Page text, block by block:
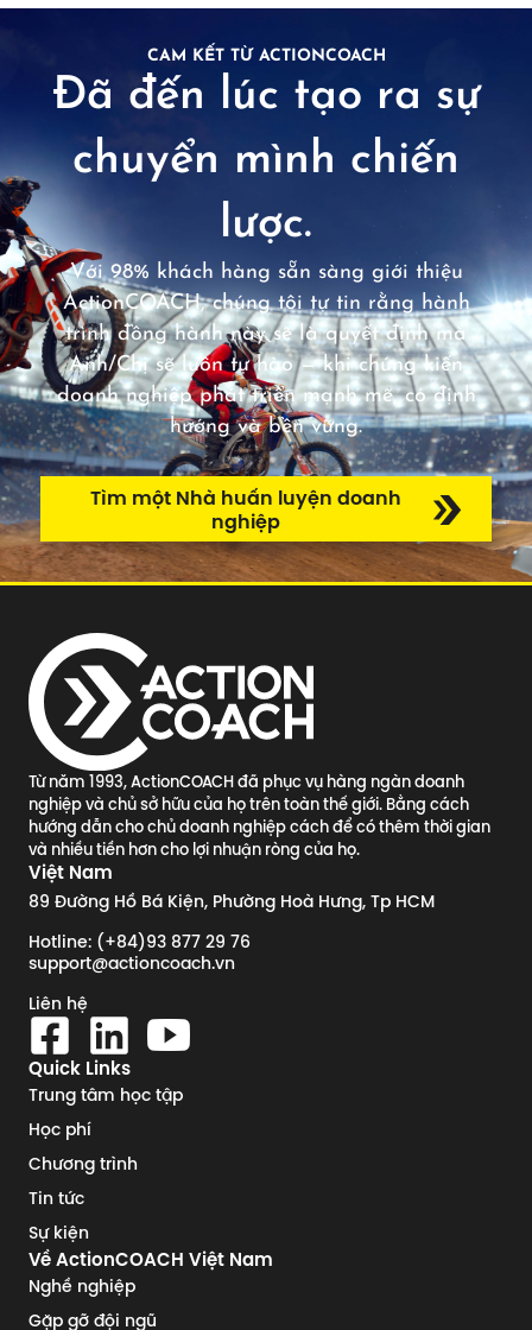
CAM KẾT TỪ ACTIONCOACH
Đã đến lúc tạo ra sự
chuyển mình chiến
lược.
Với 98% khách hàng sẵn sàng giới thiệu
ActionCOACH, chúng tôi tự tin rằng hành
trình đồng hành này sẽ là quyết định mà
Anh/Chị sẽ luôn tự hào — khi chứng kiến
doanh nghiệp phát triển mạnh mẽ, có định
hướng và bền vững.
Tìm một Nhà huấn luyện doanh
nghiệp
Từ năm 1993, ActionCOACH đã phục vụ hàng ngàn doanh
nghiệp và chủ sở hữu của họ trên toàn thế giới. Bằng cách
hướng dẫn cho chủ doanh nghiệp cách để có thêm thời gian
và nhiều tiền hơn cho lợi nhuận ròng của họ.
Việt Nam
89 Đường Hồ Bá Kiện, Phường Hoà Hưng, Tp HCM
Hotline: (+84)93 877 29 76
support@actioncoach.vn
Liên hệ
Quick Links
Trung tâm học tập
Học phí
Chương trình
Tin tức
Sự kiện
Về ActionCOACH Việt Nam
Nghề nghiệp
Gặp gỡ đội ngũ